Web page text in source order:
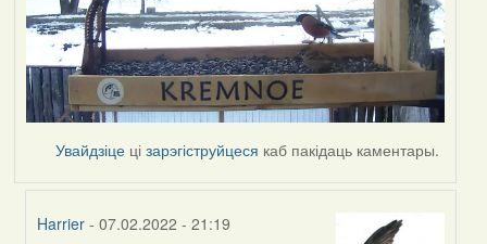
Увайдзіце цізарэгіструйцеся каб пакідаць каментары.
Harrier - 07.02.2022 - 21:19